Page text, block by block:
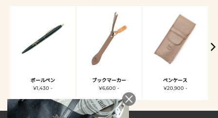
ボールペン
¥1,430 -
ブックマーカー
¥6,600 -
ペンケース
¥20,900 -